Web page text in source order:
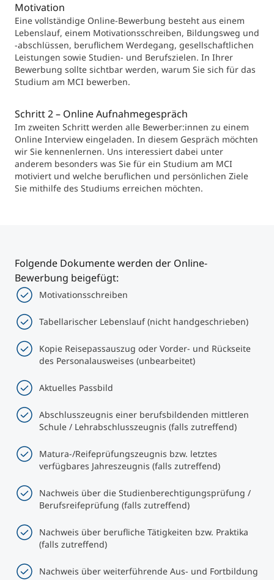
Motivation
Eine vollständige Online-Bewerbung besteht aus einem
Lebenslauf, einem Motivationsschreiben, Bildungsweg und
-abschlüssen, beruflichem Werdegang, gesellschaftlichen
Leistungen sowie Studien- und Berufszielen. In Ihrer
Bewerbung sollte sichtbar werden, warum Sie sich für das
Studium am MCI bewerben.
Schritt 2 – Online Aufnahmegespräch
Im zweiten Schritt werden alle Bewerber:innen zu einem
Online Interview eingeladen. In diesem Gespräch möchten
wir Sie kennenlernen. Uns interessiert dabei unter
anderem besonders was Sie für ein Studium am MCI
motiviert und welche beruflichen und persönlichen Ziele
Sie mithilfe des Studiums erreichen möchten.
Folgende Dokumente werden der Online-
Bewerbung beigefügt:
Motivationsschreiben
Tabellarischer Lebenslauf (nicht handgeschrieben)
Kopie Reisepassauszug oder Vorder- und Rückseite
des Personalausweises (unbearbeitet)
Aktuelles Passbild
Abschlusszeugnis einer berufsbildenden mittleren
Schule / Lehrabschlusszeugnis (falls zutreffend)
Matura-/Reifeprüfungszeugnis bzw. letztes
verfügbares Jahreszeugnis (falls zutreffend)
Nachweis über die Studienberechtigungsprüfung /
Berufsreifeprüfung (falls zutreffend)
Nachweis über berufliche Tätigkeiten bzw. Praktika
(falls zutreffend)
Nachweis über weiterführende Aus- und Fortbildung